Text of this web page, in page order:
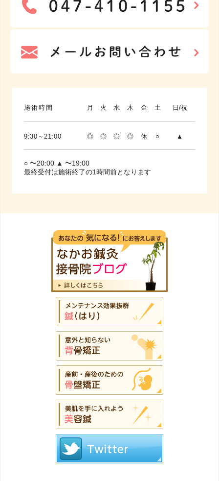
施術時間 月 火 水 木 金 土 日/祝
9:30～21:00 ◎ ◎ ◎ ◎ 休 ○ ▲
○ 〜20:00 ▲ 〜19:00
最終受付は施術終了の1時間前となります